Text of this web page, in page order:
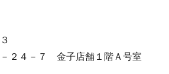
２４－７ 金子店舗１階Ａ号室